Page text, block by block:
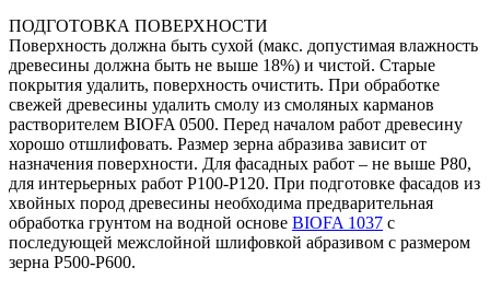
ПОДГОТОВКА ПОВЕРХНОСТИ
Поверхность должна быть сухой (макс. допустимая влажность
древесины должна быть не выше 18%) и чистой. Старые
покрытия удалить, поверхность очистить. При обработке
свежей древесины удалить смолу из смоляных карманов
растворителем BIOFA 0500. Перед началом работ древесину
хорошо отшлифовать. Размер зерна абразива зависит от
назначения поверхности. Для фасадных работ – не выше P80,
для интерьерных работ P100-P120. При подготовке фасадов из
хвойных пород древесины необходима предварительная
обработка грунтом на водной основе BIOFA 1037 с
последующей межслойной шлифовкой абразивом с размером
зерна P500-P600.